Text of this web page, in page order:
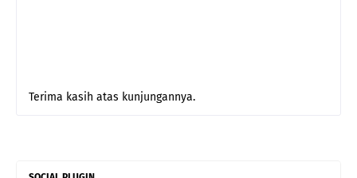
Terima kasih atas kunjungannya.